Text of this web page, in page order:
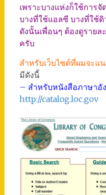
เพราะบางแห่งก็ใช้การ
บางที่ใช้แอลซี บางที่ใช้ดิ
ดังนั้นเพื่อนๆ ต้องดูรายล
ครับ
สำหรับเว็บไซต์ที่ผมจะแ
มีดังนี้
– สำหรับหนังสือภาษาอั
http://catalog.loc.gov